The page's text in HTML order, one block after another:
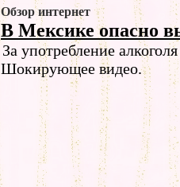
Обзор интернет
В Мексике опасно
За употребление
Шокирующее видео.